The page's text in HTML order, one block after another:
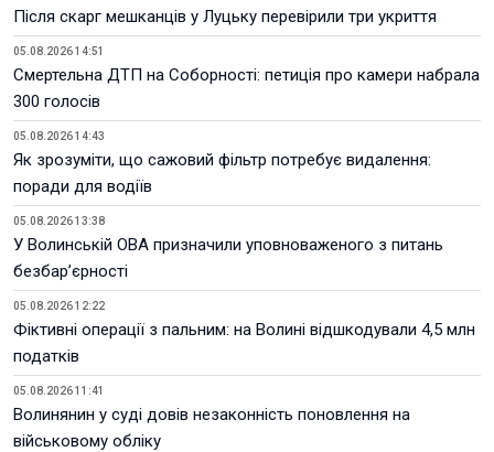
Після скарг мешканців у Луцьку перевірили три укриття
05.08.2026 14:51
Смертельна ДТП на Соборності: петиція про камери набрала
300 голосів
05.08.2026 14:43
Як зрозуміти, що сажовий фільтр потребує видалення:
поради для водіїв
05.08.2026 13:38
У Волинській ОВА призначили уповноваженого з питань
безбар’єрності
05.08.2026 12:22
Фіктивні операції з пальним: на Волині відшкодували 4,5 млн
податків
05.08.2026 11:41
Волинянин у суді довів незаконність поновлення на
військовому обліку